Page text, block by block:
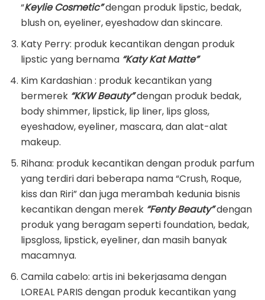
“Keylie Cosmetic”dengan produk lipstic, bedak,
blush on, eyeliner, eyeshadow dan skincare.
Katy Perry: produk kecantikan dengan produk
lipstic yang bernama “Katy Kat Matte”
Kim Kardashian : produk kecantikan yang
bermerek “KKW Beauty”dengan produk bedak,
body shimmer, lipstick, lip liner, lips gloss,
eyeshadow, eyeliner, mascara, dan alat-alat
makeup.
Rihana: produk kecantikan dengan produk parfum
yang terdiri dari beberapa nama “Crush, Roque,
kiss dan Riri” dan juga merambah kedunia bisnis
kecantikan dengan merek “Fenty Beauty”dengan
produk yang beragam seperti foundation, bedak,
lipsgloss, lipstick, eyeliner, dan masih banyak
macamnya.
Camila cabelo: artis ini bekerjasama dengan
LOREAL PARIS dengan produk kecantikan yang